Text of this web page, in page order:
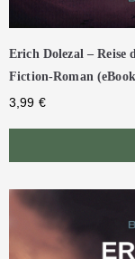
Erich Dolezal – Reise
Fiction-Roman
3,99 €